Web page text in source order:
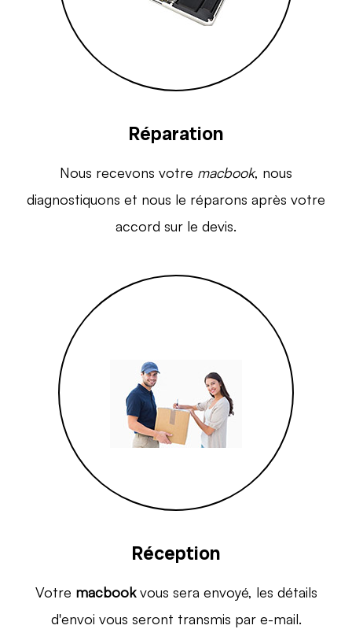
Réparation
Nous recevons votre macbook, nous
diagnostiquons et nous le réparons après votre
accord sur le devis.
Réception
Votre macbookvous sera envoyé, les détails
d'envoi vous seront transmis par e-mail.